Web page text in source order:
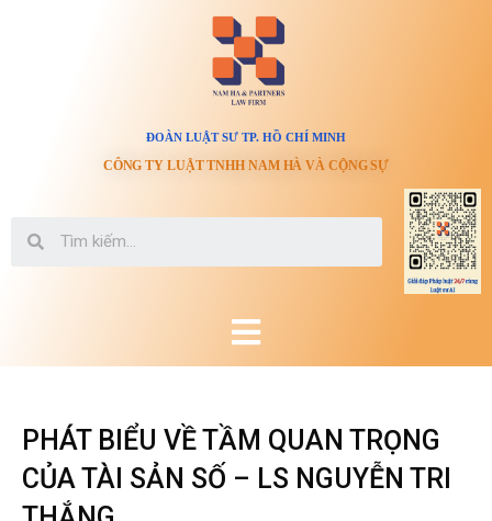
ĐOÀN LUẬT SƯ TP. HỒ CHÍ MINH
CÔNG TY LUẬT TNHH NAM HÀ VÀ CỘNG SỰ
PHÁT BIỂU VỀ TẦM QUAN TRỌNG
CỦA TÀI SẢN SỐ – LS NGUYỄN TRI